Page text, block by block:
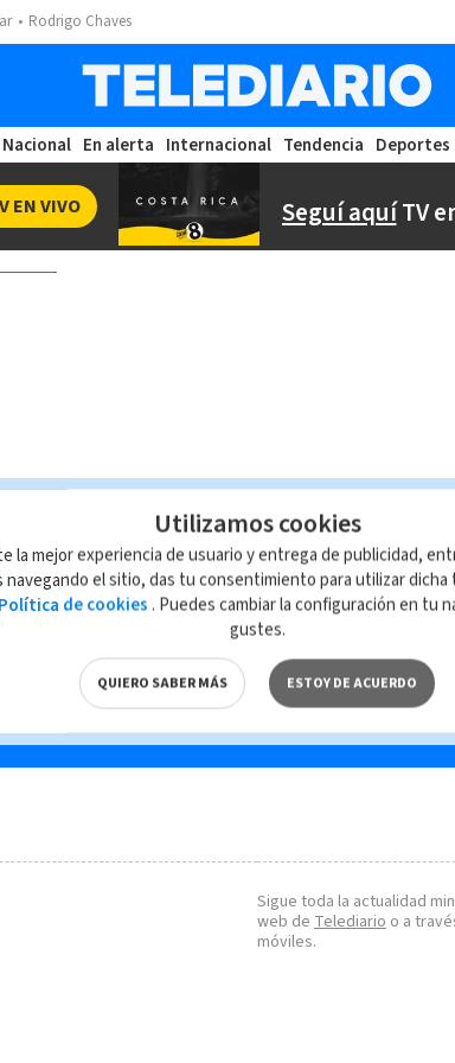
Rodrigo Chaves
Nacional En alerta Internacional Tendencia Deportes
Seguí aquíTV
EN VIVO
Sigue toda la actualidad
web de Telediario o a
móviles.
Utilizamos cookies
la mejor experiencia de usuario y entrega de publicidad,
navegando el sitio, das tu consentimiento para utilizar dicha
Política de cookies . Puedes cambiar la configuración en tu
gustes.
QUIERO SABER MÁS ESTOY DE ACUERDO